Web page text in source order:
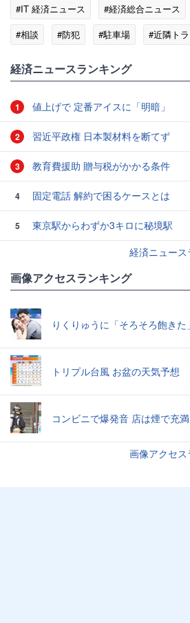
#IT 経済ニュース #経済総合ニュース
#相談
#防犯 #駐車場 #近隣ト
経済ニュースランキング
1 値上げで 定番アイスに「明暗」
2 習近平政権 日本製材料を断てず
3 教育費援助 贈与税がかかる条件
4 固定電話 解約で困るケースとは
5
東京駅からわずか3キロに秘境駅
経済ニュー
画像アクセスランキング
りくりゅうに「そろそろ飽きた」
トリプル台風 お盆の天気予想
コンビニで爆発音 店は煙で充満
画像アクセ